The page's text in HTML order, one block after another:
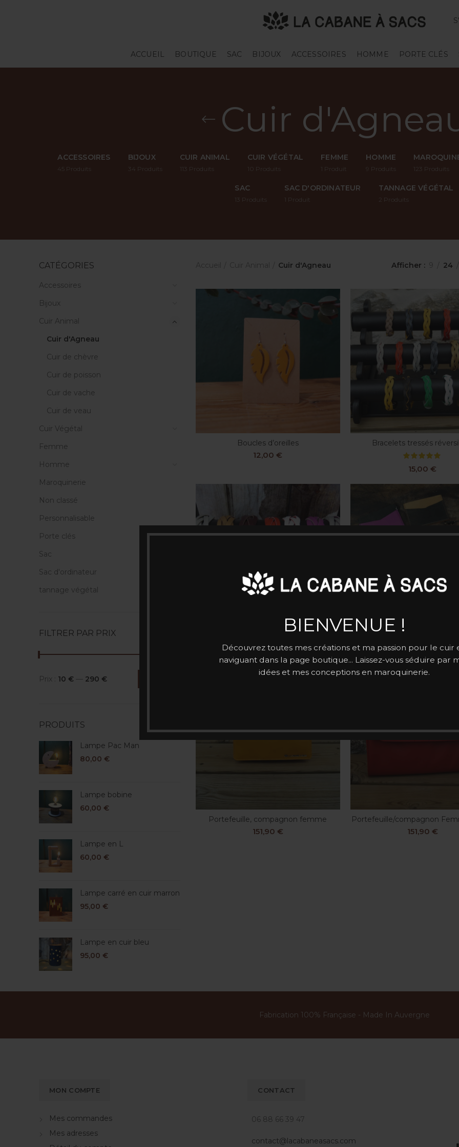
BIENVENUE !
Découvrez toutes mes créations et ma passion pour le cuir
naviguant dans la page boutique... Laissez-vous séduire par
idées et mes conceptions en maroquinerie.
ACCUEIL BOUTIQUE SAC BIJOUX ACCESSOIRES HOMME PORTE CLÉS
Cuir
ACCESSOIRES
45 Produits
BIJOUX
34 Produits
CUIR ANIMAL
113 Produits
CUIR VÉGÉTAL
10 Produits
FEMME
1 Produit
HOMME
Produits 123 Produits
SAC
13 Produits
SAC D'ORDINATEUR
1 Produit
TANNAGE VÉGÉTAL
2 Produits
CATÉGORIES
Accessoires
Bijoux
Cuir Animal
Cuir d'Agneau
Cuir de chèvre
Cuir de poisson
Cuir de vache
Cuir de veau
Cuir Végétal
Femme
Homme
Maroquinerie
Non classé
Personnalisable
Porte clés
Sac
Sac d'ordinateur
tannage végétal
FILTRER PAR PRIX
Prix : 10 € — 290 €
PRODUITS
Lampe Pac Man
80,00 €
Lampe bobine
60,00 €
Lampe en L
60,00 €
Lampe carré en cuir marron
95,00 €
Lampe en cuir bleu
95,00 €
Cuir d'Agneau Afficher 24
CHOIX DES OPTIONS
Boucles d’oreilles
12,00 €
SELECT OPTIONS
Bracelets tressés
15,00 €
18,00€ 23,90€
LIRE LA SUITE
Portefeuille, compagnon femme
151,90 €
LIRE LA SUITE
Portefeuille/compagnon
151,90 €
Fabrication 100% Française - Made In Auvergne
MON COMPTE
Mes commandes
Mes adresses
CONTACT
06 88 66 39 47
contact@lacabaneasacs.com